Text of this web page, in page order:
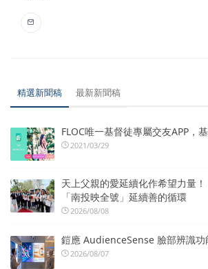
精選新聞稿 最新新聞稿
FLOC唯一基督徒專屬交友APP，
2021/03/29
天上父親的愛延續化作希望力量
「南投映全號」延續善的循環
2026/08/08
鎧應 AudienceSense 臉部辨識功
2026/08/07